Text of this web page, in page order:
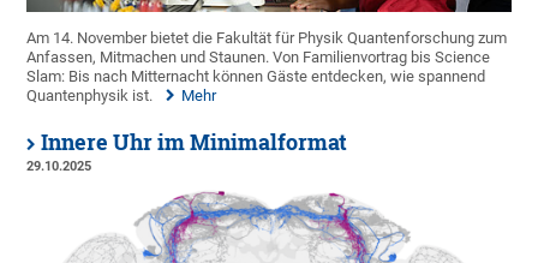
Am 14. November bietet die Fakultät für Physik Quantenforschung zum
Anfassen, Mitmachen und Staunen. Von Familienvortrag bis Science
Slam: Bis nach Mitternacht können Gäste entdecken, wie spannend
Quantenphysik ist.
Mehr
Innere Uhr im Minimalformat
29.10.2025